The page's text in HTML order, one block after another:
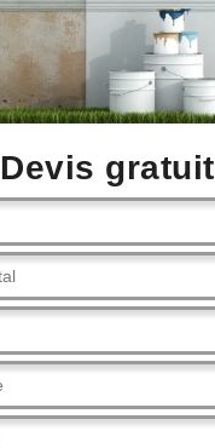
Devis gratuit